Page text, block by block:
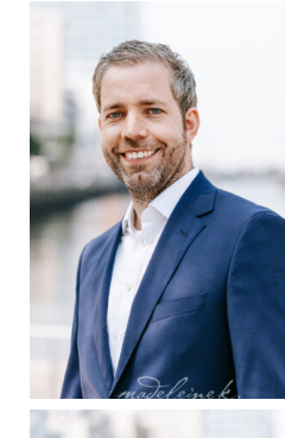
businessfotografie-
madeleinekrueger-